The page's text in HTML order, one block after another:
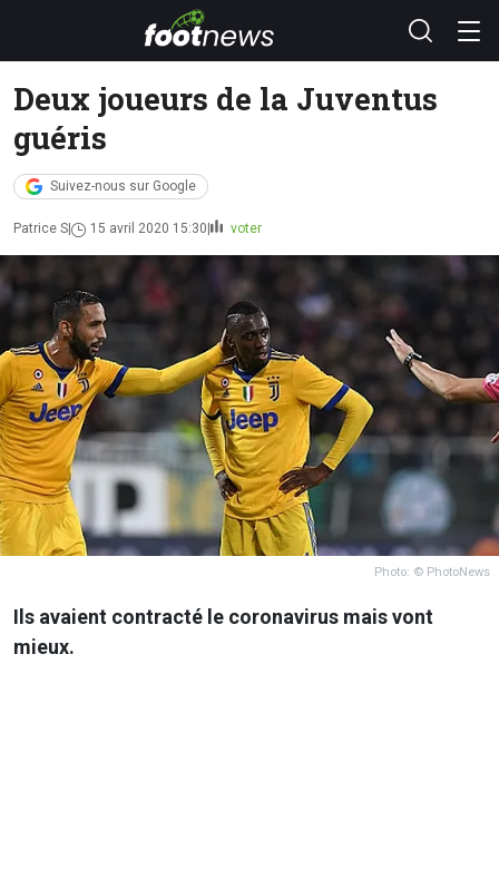
Deux joueurs de la Juventus
guéris
Suivez-nous sur Google
Patrice S 15 avril 2020 15:30 voter
Photo: © PhotoNews
Ils avaient contracté le coronavirus mais vont
mieux.